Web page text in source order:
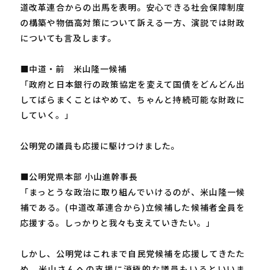
道改革連合からの出馬を表明。安心できる社会保障制度
の構築や物価高対策について訴える一方、演説では財政
についても言及します。
■中道・前 米山隆一候補
「政府と日本銀行の政策協定を変えて国債をどんどん出
してばらまくことはやめて、ちゃんと持続可能な財政に
していく。」
公明党の議員も応援に駆けつけました。
■公明党県本部 小山進幹事長
「まっとうな政治に取り組んでいけるのが、米山隆一候
補である。(中道改革連合から)立候補した候補者全員を
応援する。しっかりと我々も支えていきたい。」
しかし、公明党はこれまで自民党候補を応援してきたた